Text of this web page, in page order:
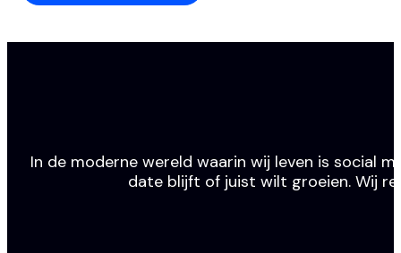
In de moderne wereld waarin wij leven is social
date blijft of juist wilt groeien. Wij